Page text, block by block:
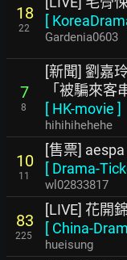
18
22
[
Gardenia0603
7
8
[新聞] 劉嘉
「被騙來客
[ HK-movie ]
hihihihehehe
10
11
[售票]
[ Drama-
wl02833817
83
225
[LIVE] 花開
[ China-
hueisung